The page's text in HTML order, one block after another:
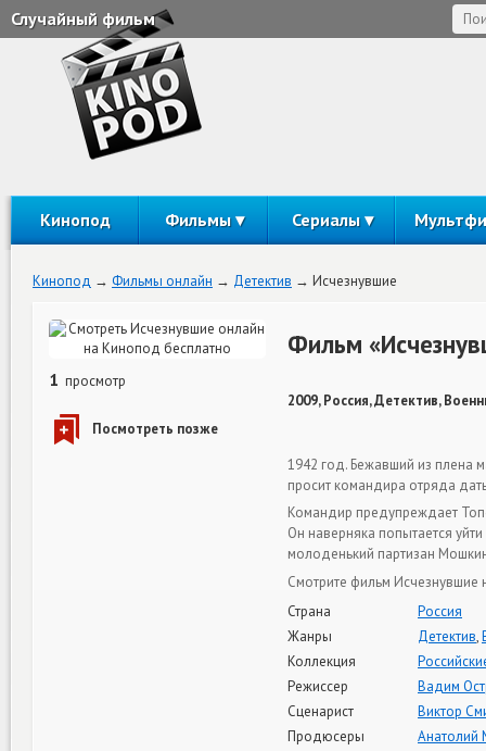
Случайный фильм
Кинопод Фильмы Сериалы
Кинопод Фильмы онлайн Детектив Исчезнувшие
1 просмотр
Фильм
2009, Россия, Детектив,
1942 год. Бежавший из плена
просит командира отряда
Командир предупреждает
Он наверняка попытается
молоденький партизан
Смотрите фильм Исчезнувшие
Страна
Россия
Жанры
Детектив,
Коллекция
Режиссер
Вадим
Сценарист
Виктор
Продюсеры
Анатолий